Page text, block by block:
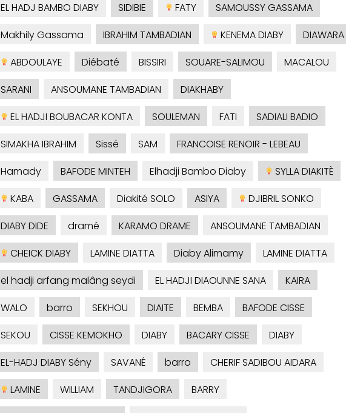
EL HADJ BAMBO DIABY
SIDIBIE FATY
SAMOUSSY GASSAMA
Makhily Gassama
IBRAHIM TAMBADIAN KENEMA DIABY
DIAWARA
ABDOULAYE
Diébaté BISSIRI SOUARE-SALIMOU
MACALOU
SARANI
ANSOUMANE TAMBADIAN
DIAKHABY
EL HADJI BOUBACAR KONTA
SOULEMAN FATI
SADIALI BADIO
SIMAKHA IBRAHIM
Sissé SAM
FRANCOISE RENOIR - LEBEAU
Hamady
BAFODE MINTEH Elhadji Bambo Diaby
SYLLA DIAKITÈ
KABA
GASSAMA Diakité SOLO ASIYA
DJIBRIL SONKO
DIABY DIDE
dramé KARAMO DRAME
ANSOUMANE TAMBADIAN
CHEICK DIABY
LAMINE DIATTA Diaby Alimamy
LAMINE DIATTA
el hadji arfang malâng seydi
EL HADJI DIAOUNNE SANA
KAIRA
WALO
barro SEKHOU DIAITE BEMBA
BAFODE CISSE
SEKOU
CISSE KEMOKHO DIABY BACARY CISSE
DIABY
EL-HADJ DIABY Sény
SAVANÉ barro
CHERIF SADIBOU AIDARA
LAMINE
WILLIAM TANDJIGORA
BARRY